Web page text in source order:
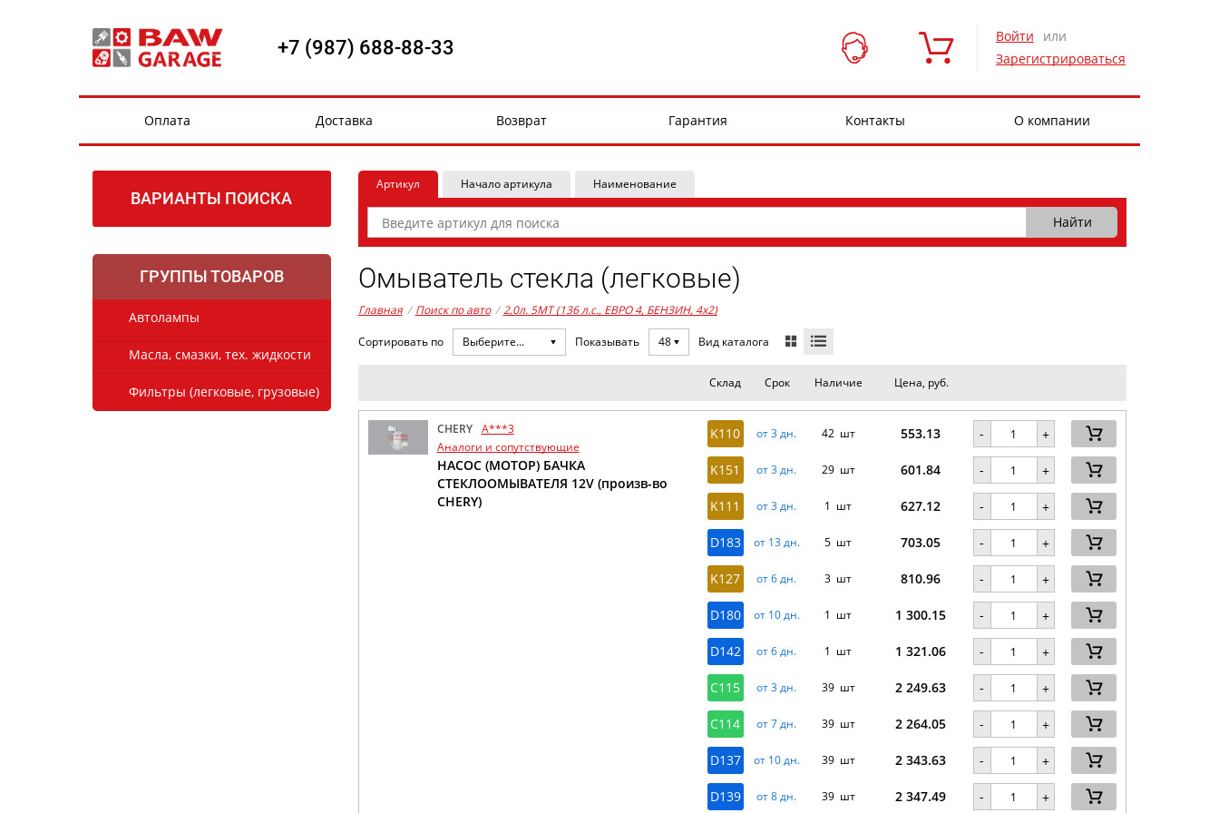
+7 (987) 688-88-33 Войти
или
Зарегистрироваться
Оплата Доставка Возврат Гарантия Контакты О компании
ВАРИАНТЫ ПОИСКА
ГРУППЫ ТОВАРОВ
Автолампы
Масла, смазки, тех. жидкости
Фильтры (легковые, грузовые)
Артикул Начало артикула Наименование
Омыватель стекла (легковые)
Главная / Поиск по авто / 2,0л. 5MT (136 л.с., ЕВРО 4, БЕНЗИН, 4x2)
Сортировать по Выберите... Показывать 48 Вид каталога
Склад Срок Наличие Цена, руб.
CHERY
A***3
Аналоги и сопутствующие
НАСОС (МОТОР) БАЧКА
СТЕКЛООМЫВАТЕЛЯ 12V (произв-во
CHERY)
K110 от 3 дн. 42 шт 553.13 - +
K151 от 3 дн. 29 шт 601.84 - +
K111 от 3 дн. 1 шт 627.12 - +
D183 от 13 дн. 5 шт 703.05 - +
K127 от 6 дн. 3 шт 810.96 - +
D180 от 10 дн. 1 шт 1 300.15 - +
D142 от 6 дн. 1 шт 1 321.06 - +
C115 от 3 дн. 39 шт 2 249.63 - +
C114 от 7 дн. 39 шт 2 264.05 - +
D137 от 10 дн. 39 шт 2 343.63 - +
D139 от 8 дн. 39 шт 2 347.49 - +